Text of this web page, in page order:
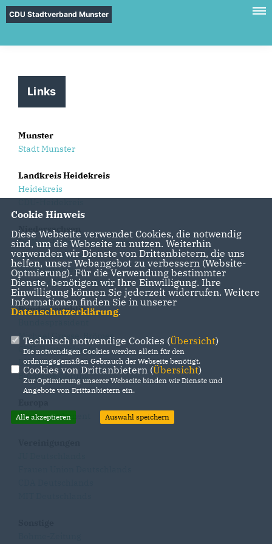
CDU Stadtverband Munster
Links
Munster
Stadt Munster
Landkreis Heidekreis
Heidekreis
Niedersachsen
Dr. Karl-Ludwig von Danwitz
CDU Niedersachsen
Niedersachsen
Landtag Niedersachsen
Bundesrepublik
Michael Grosse-Brömer
CDU-Deutschlands
Bundestag
Bundesregierung
Europaparlament
Cookie Hinweis
Diese Webseite verwendet Cookies, die notwendig
sind, um die Webseite zu nutzen. Weiterhin
verwenden wir Dienste von Drittanbietern, die uns
helfen, unser Webangebot zu verbessern (Website-
Optmierung). Für die Verwendung bestimmter
Dienste, benötigen wir Ihre Einwilligung. Ihre
Einwilligung können Sie jederzeit widerrufen. Weitere
Informationen finden Sie in unserer
Datenschutzerklärung.
Technisch notwendige Cookies (Übersicht)
Die notwendigen Cookies werden allein für den
ordnungsgemäßen Gebrauch der Webseite benötigt.
Cookies von Drittanbietern (Übersicht)
Zur Optimierung unserer Webseite binden wir Dienste und
Angebote von Drittanbietern ein.
Alle akzeptieren Auswahl speichern